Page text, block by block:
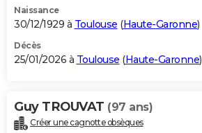
Dictionnaire
Biographies
Citations
Expressions
Proverbes
PROGRAMME TV
S'inscrire
Se connecter
Lycées
Collèges
Primaires
Universités
Entreprises
Service militaire
Avis de recherche
AVIS DE DÉCÈS
Bricolage
Lifestyle
Culture
Sport
Auto
Television
Voyage
Cinema
Naissance
30/12/1929 à Toulouse (Haute-Garonne)
Décès
25/01/2026 à Toulouse (Haute-Garonne)
Guy TROUVAT (97 ans)
Créer une cagnotte obsèques